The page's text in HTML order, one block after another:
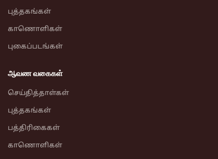
புத்தகங்கள்
காணொளிகள்
புகைப்படங்கள்
ஆவண வகைகள்
செய்தித்தாள்கள்
புத்தகங்கள்
பத்திரிகைகள்
காணொளிகள்